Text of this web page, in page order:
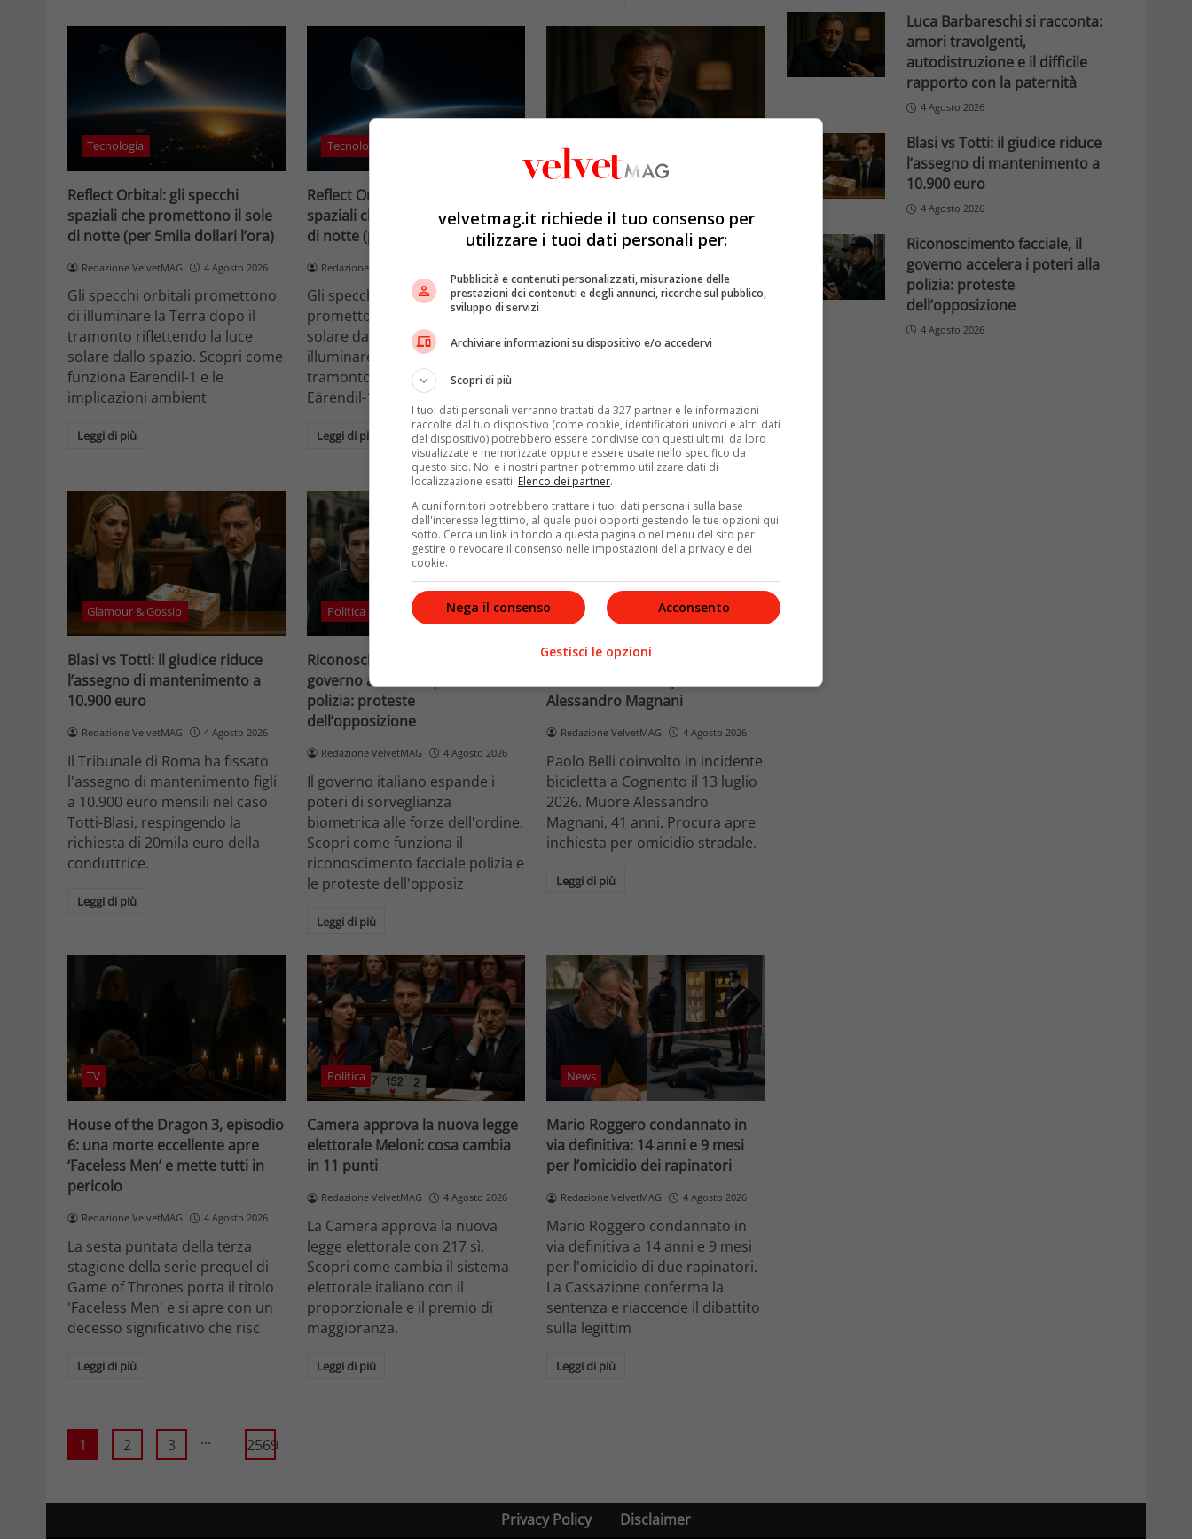
Tecnologia
Reflect Orbital: gli specchi
spaziali che promettono il sole
di notte (per 5mila dollari l’ora)
Redazione VelvetMAG 4 Agosto 2026
Gli specchi orbitali promettono
di illuminare la Terra dopo il
tramonto riflettendo la luce
solare dallo spazio. Scopri come
funziona Eärendil-1 e le
implicazioni ambient
Leggi di più
Tecnologia
Reflect Orbital: gli specchi
spaziali che promettono il sole
di notte (per 5mila dollari l’ora)
Redazione VelvetMAG
Gli specchi orbitali spaziali
promettono di riflettere la luce
solare dallo spazio per
illuminare la Terra dopo il
tramonto. Scopri come funziona
Eärendil-1 e le implicaz
Leggi di più
Esclusiva Velvet
amori travolgenti,
autodistruzione e il difficile
rapporto con la paternità
Redazione VelvetMAG 4 Agosto 2026
70 anni in un'intervista intima:
rapporto con la paternità
Leggi di più
Glamour & Gossip
Blasi vs Totti: il giudice riduce
l’assegno di mantenimento a
10.900 euro
Redazione VelvetMAG 4 Agosto 2026
Il Tribunale di Roma ha fissato
l'assegno di mantenimento figli
a 10.900 euro mensili nel caso
Totti-Blasi, respingendo la
richiesta di 20mila euro della
conduttrice.
Leggi di più
Politica
Riconoscimento facciale, il
governo accelera i poteri alla
polizia: proteste
dell’opposizione
Redazione VelvetMAG 4 Agosto 2026
Il governo italiano espande i
poteri di sorveglianza
biometrica alle forze dell'ordine.
Scopri come funziona il
riconoscimento facciale polizia e
le proteste dell'opposiz
Leggi di più
News
Paolo Belli, tragico incidente in
Alessandro Magnani
Redazione VelvetMAG 4 Agosto 2026
Paolo Belli coinvolto in incidente
bicicletta a Cognento il 13 luglio
2026. Muore Alessandro
Magnani, 41 anni. Procura apre
inchiesta per omicidio stradale.
Leggi di più
TV
House of the Dragon 3, episodio
6: una morte eccellente apre
‘Faceless Men’ e mette tutti in
pericolo
Redazione VelvetMAG 4 Agosto 2026
La sesta puntata della terza
stagione della serie prequel di
Game of Thrones porta il titolo
'Faceless Men' e si apre con un
decesso significativo che risc
Leggi di più
Politica
Camera approva la nuova legge
elettorale Meloni: cosa cambia
in 11 punti
Redazione VelvetMAG 4 Agosto 2026
La Camera approva la nuova
legge elettorale con 217 sì.
Scopri come cambia il sistema
elettorale italiano con il
proporzionale e il premio di
maggioranza.
Leggi di più
News
Mario Roggero condannato in
via definitiva: 14 anni e 9 mesi
per l’omicidio dei rapinatori
Redazione VelvetMAG 4 Agosto 2026
Mario Roggero condannato in
via definitiva a 14 anni e 9 mesi
per l'omicidio di due rapinatori.
La Cassazione conferma la
sentenza e riaccende il dibattito
sulla legittim
Leggi di più
1 2 3 ... 2569
Luca Barbareschi si racconta:
amori travolgenti,
autodistruzione e il difficile
rapporto con la paternità
4 Agosto 2026
Blasi vs Totti: il giudice riduce
l’assegno di mantenimento a
10.900 euro
4 Agosto 2026
Riconoscimento facciale, il
governo accelera i poteri alla
polizia: proteste
dell’opposizione
4 Agosto 2026
Privacy Policy Disclaimer
velvetmag.it richiede il tuo consenso per
utilizzare i tuoi dati personali per:
Pubblicità e contenuti personalizzati, misurazione delle
prestazioni dei contenuti e degli annunci, ricerche sul pubblico,
sviluppo di servizi
Archiviare informazioni su dispositivo e/o accedervi
Scopri di più
I tuoi dati personali verranno trattati da 327 partner e le informazioni
raccolte dal tuo dispositivo (come cookie, identificatori univoci e altri dati
del dispositivo) potrebbero essere condivise con questi ultimi, da loro
visualizzate e memorizzate oppure essere usate nello specifico da
questo sito. Noi e i nostri partner potremmo utilizzare dati di
localizzazione esatti. Elenco dei partner.
Alcuni fornitori potrebbero trattare i tuoi dati personali sulla base
dell'interesse legittimo, al quale puoi opporti gestendo le tue opzioni qui
sotto. Cerca un link in fondo a questa pagina o nel menu del sito per
gestire o revocare il consenso nelle impostazioni della privacy e dei
cookie.
Acconsento
Nega il consenso
Gestisci le opzioni